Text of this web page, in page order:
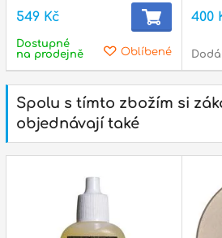
549 Kč
Oblíbené
Dostupné
na prodejně
400
Spolu s tímto zbožím si
objednávají také